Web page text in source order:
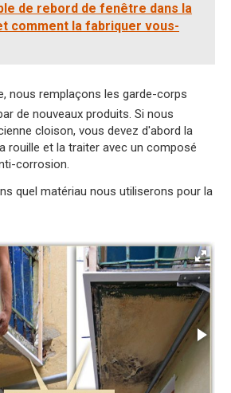
de rebord de fenêtre dans la
comment la fabriquer vous-
nous remplaçons les garde-corps
de nouveaux produits. Si nous
cloison, vous devez d'abord la
rouille et la traiter avec un composé
corrosion.
quel matériau nous utiliserons pour la